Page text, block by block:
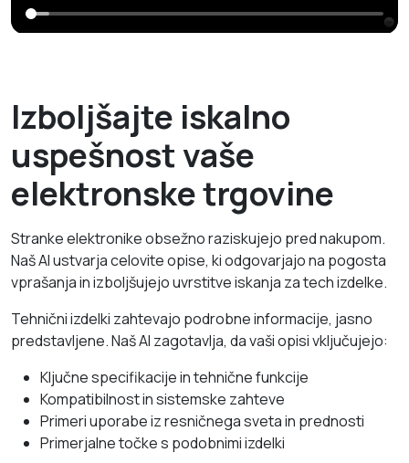
Izboljšajte iskalno
uspešnost vaše
elektronske trgovine
Stranke elektronike obsežno raziskujejo pred nakupom.
Naš AI ustvarja celovite opise, ki odgovarjajo na pogosta
vprašanja in izboljšujejo uvrstitve iskanja za tech izdelke.
Tehnični izdelki zahtevajo podrobne informacije, jasno
predstavljene. Naš AI zagotavlja, da vaši opisi vključujejo:
Ključne specifikacije in tehnične funkcije
Kompatibilnost in sistemske zahteve
Primeri uporabe iz resničnega sveta in prednosti
Primerjalne točke s podobnimi izdelki